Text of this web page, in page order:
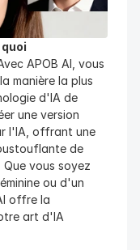
quoi
APOB AI, vous
manière la plus
d'IA de
une version
l'IA, offrant une
de
vous soyez
ou d'un
offre la
art d'IA